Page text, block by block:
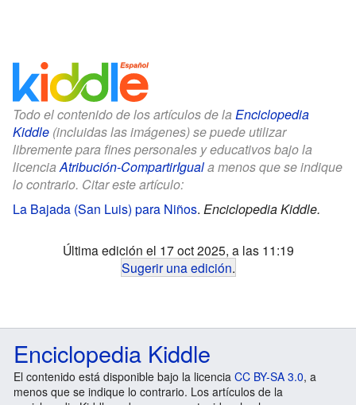
Todo el contenido de los artículos de la Enciclopedia
Kiddle (incluidas las imágenes) se puede utilizar
libremente para fines personales y educativos bajo la
licencia Atribución-CompartirIguala menos que se indique
lo contrario. Citar este artículo:
La Bajada (San Luis) para Niños. Enciclopedia Kiddle.
Última edición el 17 oct 2025, a las 11:19
Sugerir una edición.
Enciclopedia Kiddle
El contenido está disponible bajo la licencia CC BY-SA 3.0, a
menos que se indique lo contrario. Los artículos de la